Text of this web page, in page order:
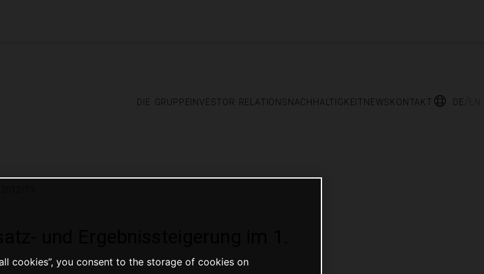
die gruppeinvestor relationsnachhaltigkeitnewskontakt de
13
und Ergebnissteigerung im 1.
cookies”, you consent to the storage of cookies on